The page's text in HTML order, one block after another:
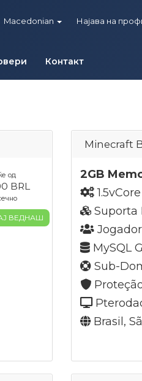
Macedonian Најава на
Контакт
од
BRL
ВЕДНАШ
Minecraft
2GB
1.5vCore
Suporta
MySQL
Sub-
Brasil,